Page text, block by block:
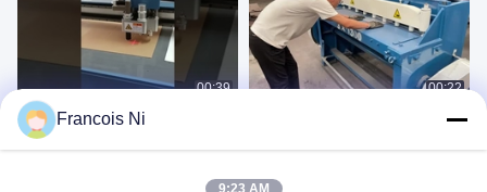
00:39
Máy cắt mẫu hộp carton, máy vẽ,
máy cắt giấy
00:22
Francois Ni
9:23 AM